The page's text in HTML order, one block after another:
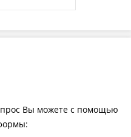
Вы можете с помощью